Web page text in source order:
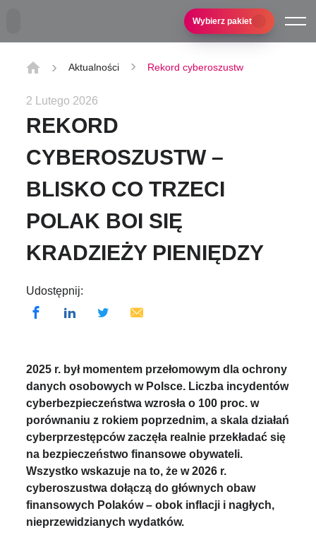
Wybierz pakiet
Aktualności Rekord cyberoszustw
2 Lutego 2026
REKORD
CYBEROSZUSTW –
BLISKO CO TRZECI
POLAK BOI SIĘ
KRADZIEŻY PIENIĘDZY
Udostępnij:
2025 r. był momentem przełomowym dla ochrony
danych osobowych w Polsce. Liczba incydentów
cyberbezpieczeństwa wzrosła o 100 proc. w
porównaniu z rokiem poprzednim, a skala działań
cyberprzestępców zaczęła realnie przekładać się
na bezpieczeństwo finansowe obywateli.
Wszystko wskazuje na to, że w 2026 r.
cyberoszustwa dołączą do głównych obaw
finansowych Polaków – obok inflacji i nagłych,
nieprzewidzianych wydatków.